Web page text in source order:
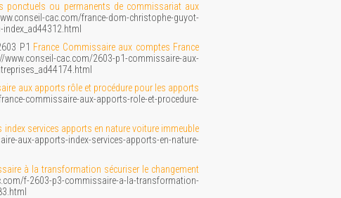
ponctuels ou permanents de commissariat aux
cac.com/france-dom-christophe-guyot-
P1 France Commissaire aux comptes France
www.conseil-cac.com/2603-p1-commissaire-aux-
aux apports rôle et procédure pour les apports
commissaire-aux-apports-role-et-procedure-
services apports en nature voiture immeuble
aux-apports-index-services-apports-en-nature-
à la transformation sécuriser le changement
f-2603-p3-commissaire-a-la-transformation-